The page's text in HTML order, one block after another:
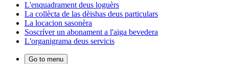
L'enquadrament deus loguèrs
La collècta de las dèishas deus particulars
La locacion sasonèra
Soscríver un abonament a l'aiga bevedera
L'organigrama deus servicis
Go to menu